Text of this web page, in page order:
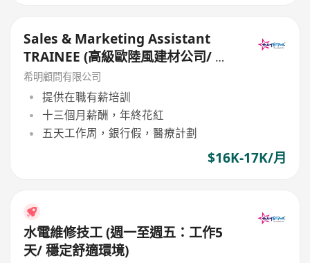
Sales & Marketing Assistant
TRAINEE (高級歐陸風建材公司/ 提
供在職培訓/ 和諧工作環境)
希明顧問有限公司
提供在職有薪培訓
十三個月薪酬，年終花紅
五天工作周，銀行假，醫療計劃
$16K-17K/月
水電維修技工 (週一至週五：工作5
天/ 穩定舒適環境)